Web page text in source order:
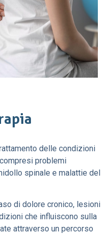
delle condizioni
problemi
spinale e malattie del
di dolore cronico, lesioni
che influiscono sulla
attraverso un percorso